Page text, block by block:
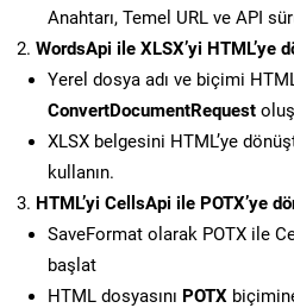
Anahtarı, Temel URL ve API
WordsApi ile XLSX’yi HTML’ye
Yerel dosya adı ve biçimi
ConvertDocumentRequest
XLSX belgesini HTML’ye
kullanın.
HTML’yi CellsApi ile POTX’ye
SaveFormat olarak POTX ile
başlat
HTML dosyasını POTX